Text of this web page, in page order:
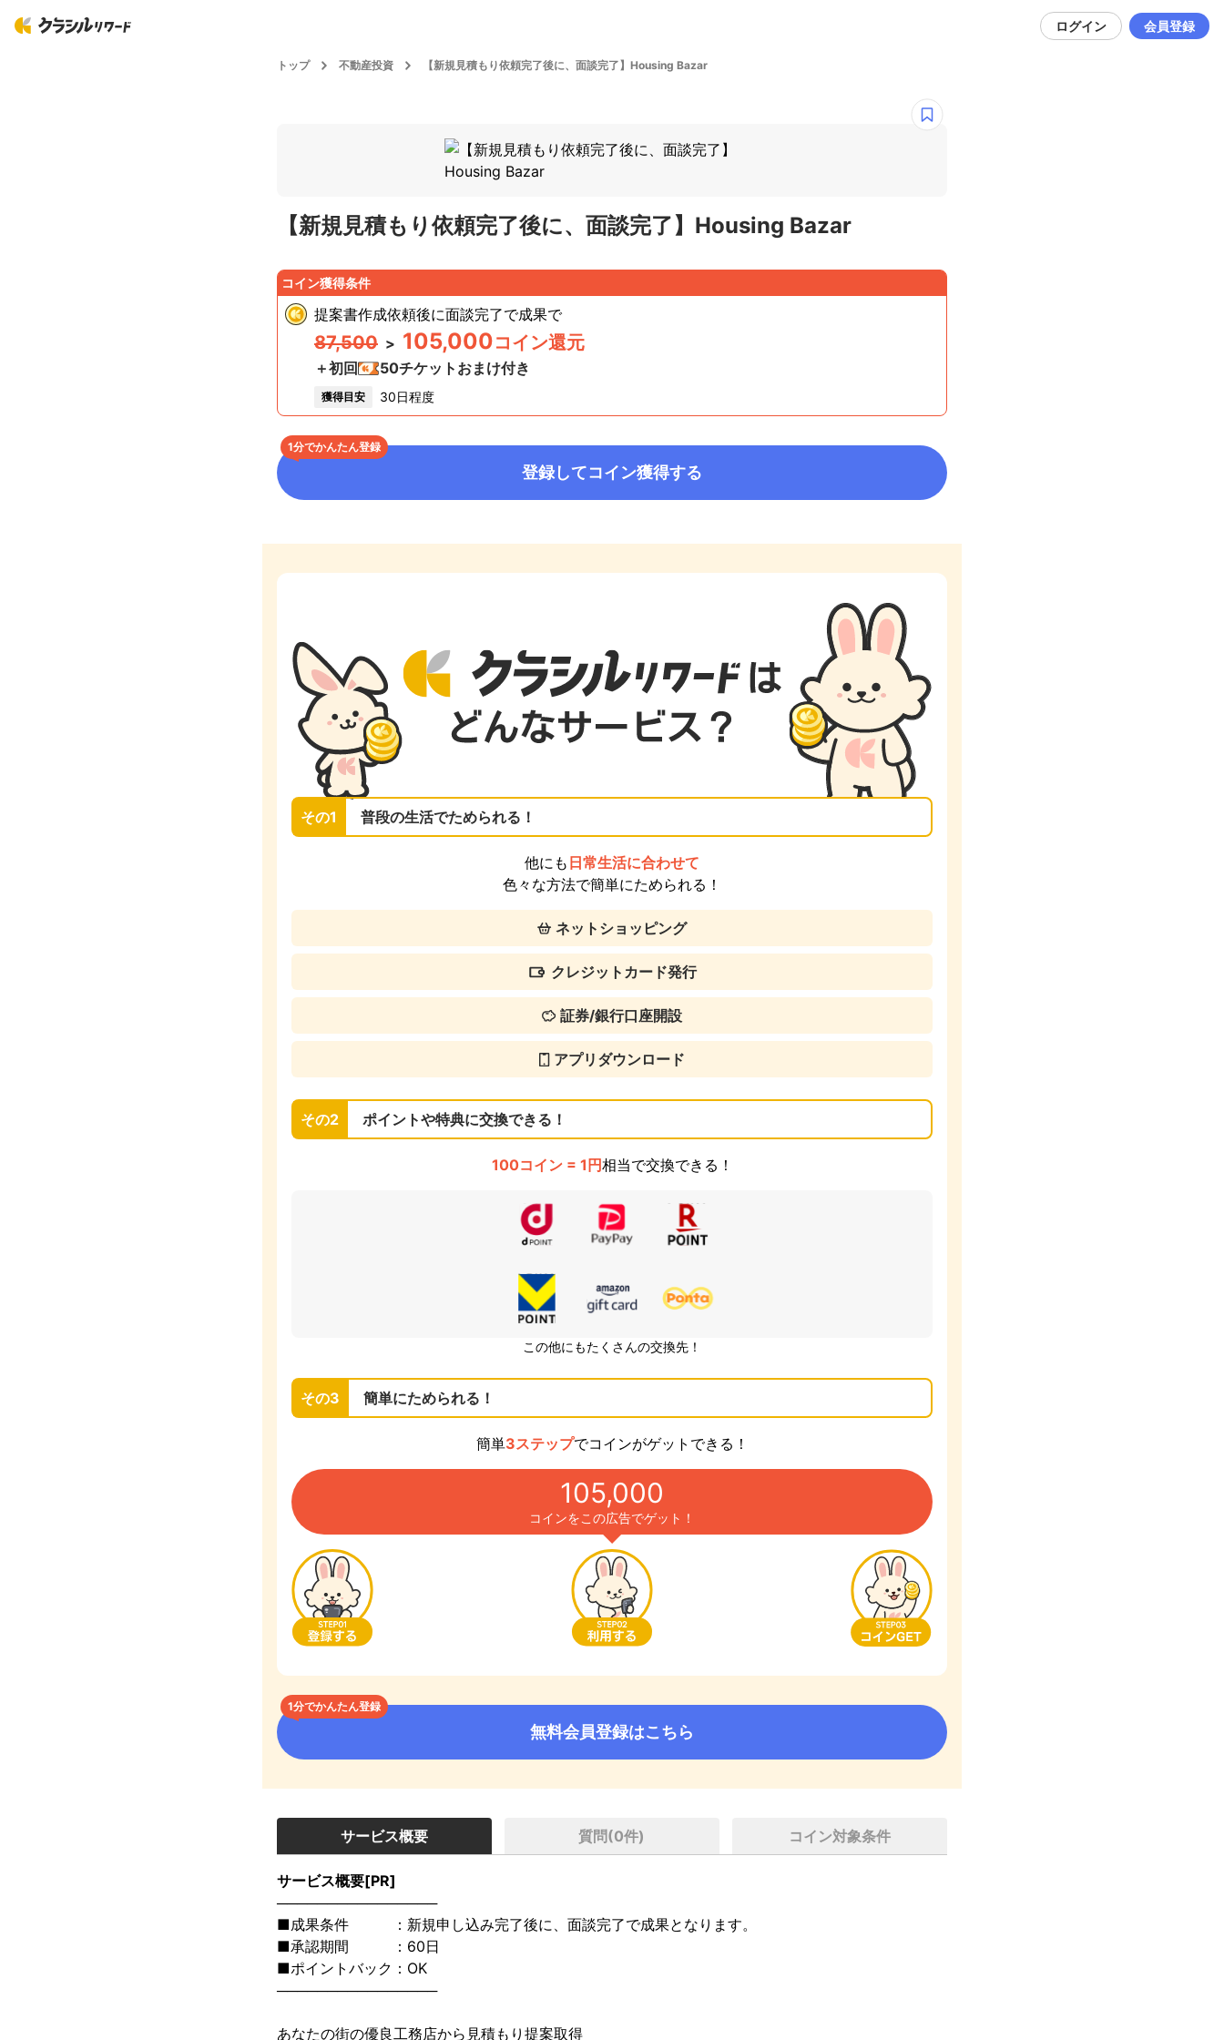
ログイン 会員登録
トップ 不動産投資 【新規見積もり依頼完了後に、面談完了】Housing Bazar
【新規見積もり依頼完了後に、面談完了】Housing Bazar
コイン獲得条件
提案書作成依頼後に面談完了で成果で
87,500 > 105,000コイン還元
＋初回 50チケットおまけ付き
獲得目安 30日程度
1分でかんたん登録
登録してコイン獲得する
その1 普段の生活でためられる！
他にも 日常生活に合わせて
色々な方法で簡単にためられる！
ネットショッピング
クレジットカード発行
証券/銀行口座開設
アプリダウンロード
その2 ポイントや特典に交換できる！
100コイン = 1円相当で交換できる！
この他にもたくさんの交換先！
その3 簡単にためられる！
簡単3ステップでコインがゲットできる！
105,000
コインをこの広告でゲット！
1分でかんたん登録
無料会員登録はこちら
サービス概要 質問(0件) コイン対象条件
サービス概要[PR]
────────────────
■成果条件　　　：新規申し込み完了後に、面談完了で成果となります。
■承認期間　　　：60日
■ポイントバック：OK
────────────────
あなたの街の優良工務店から見積もり提案取得